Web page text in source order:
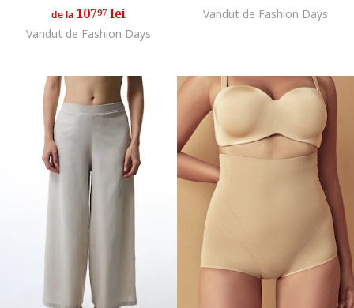
de la 10797 lei
Vandut de Fashion Days
Vandut de Fashion Days